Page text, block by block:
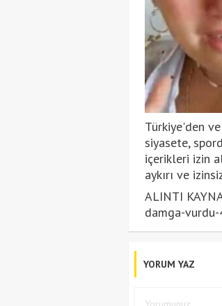
Türkiye'den
siyasete,
içerikleri izin
aykırı ve
ALINTI
damga-
YORUM YAZ